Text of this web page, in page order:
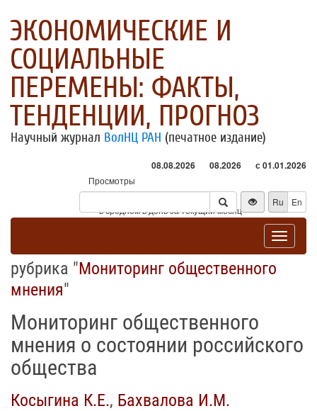
ЭКОНОМИЧЕСКИЕ И
СОЦИАЛЬНЫЕ
ПЕРЕМЕНЫ: ФАКТЫ,
ТЕНДЕНЦИИ, ПРОГНОЗ
Научный журнал ВолНЦ РАН (печатное издание)
08.08.2026 08.2026 с 01.01.2026
Просмотры
Посетители
* - в среднем в день за текущий месяц
Ru En
Toggle
рубрика "Мониторинг общественного
мнения"
Мониторинг общественного
мнения о состоянии российского
общества
Косыгина К.Е., Бахвалова И.М.